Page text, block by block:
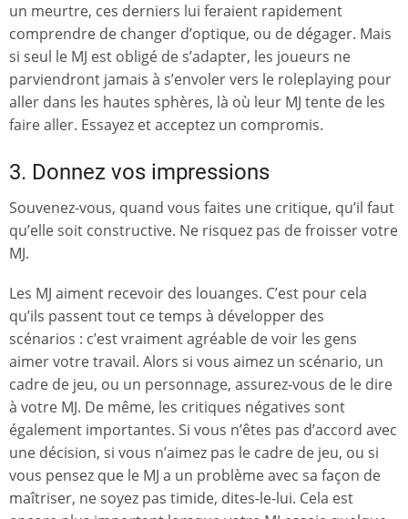
un meurtre, ces derniers lui feraient rapidement
comprendre de changer d’optique, ou de dégager. Mais
si seul le MJ est obligé de s’adapter, les joueurs ne
parviendront jamais à s’envoler vers le roleplaying pour
aller dans les hautes sphères, là où leur MJ tente de les
faire aller. Essayez et acceptez un compromis.
3. Donnez vos impressions
Souvenez-vous, quand vous faites une critique, qu’il faut
qu’elle soit constructive. Ne risquez pas de froisser votre
MJ.
Les MJ aiment recevoir des louanges. C’est pour cela
qu’ils passent tout ce temps à développer des
scénarios : c’est vraiment agréable de voir les gens
aimer votre travail. Alors si vous aimez un scénario, un
cadre de jeu, ou un personnage, assurez-vous de le dire
à votre MJ. De même, les critiques négatives sont
également importantes. Si vous n’êtes pas d’accord avec
une décision, si vous n’aimez pas le cadre de jeu, ou si
vous pensez que le MJ a un problème avec sa façon de
maîtriser, ne soyez pas timide, dites-le-lui. Cela est